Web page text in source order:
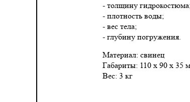
- толщину
- плотность воды;
- вес тела;
- глубину погружения.
Материал: свинец
Габариты: 110 x 90 x 35
Вес: 3 кг